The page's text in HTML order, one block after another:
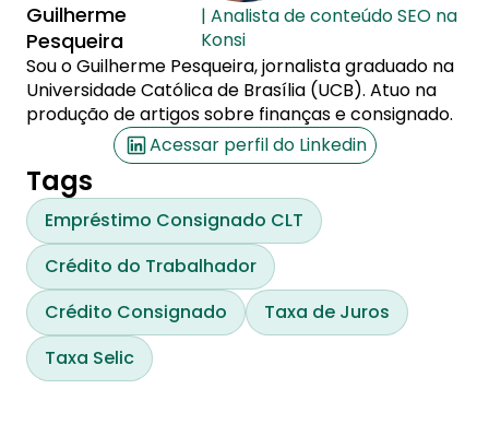
Guilherme
Pesqueira
| Analista de conteúdo SEO na
Konsi
Sou o Guilherme Pesqueira, jornalista graduado na
Universidade Católica de Brasília (UCB). Atuo na
produção de artigos sobre finanças e consignado.
Acessar perfil do Linkedin
Tags
Empréstimo Consignado CLT
Crédito do Trabalhador
Crédito Consignado
Taxa de Juros
Taxa Selic